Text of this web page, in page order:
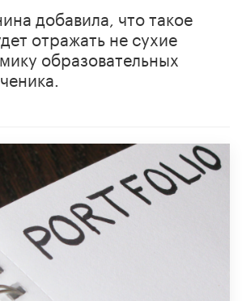
добавила, что такое
отражать не сухие
образовательных